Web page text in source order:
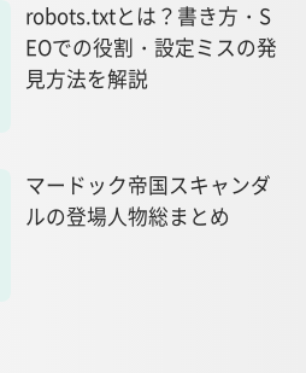
robots.txtとは？書き方・S
EOでの役割・設定ミスの発
見方法を解説
マードック帝国スキャンダ
ルの登場人物総まとめ